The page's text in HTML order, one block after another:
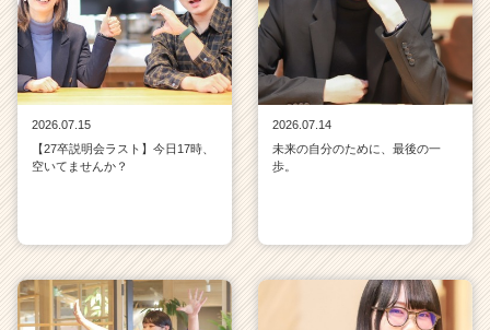
2026.07.15
【27卒説明会ラスト】今日17時、
空いてませんか？
2026.07.14
未来の自分のために、最後の一
歩。